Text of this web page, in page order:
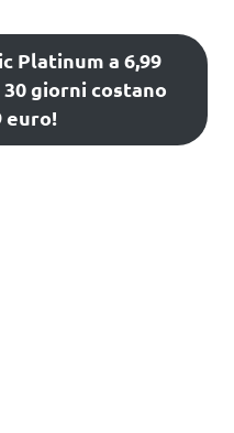
Platinum a 6,99
giorni costano
euro!